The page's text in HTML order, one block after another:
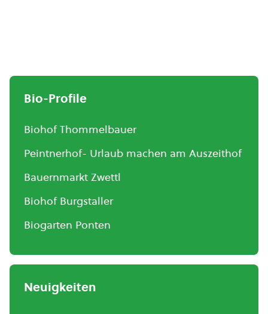
Bio-Profile
Biohof Thommelbauer
Peintnerhof- Urlaub machen am Auszeithof
Bauernmarkt Zwettl
Biohof Burgstaller
Biogarten Ponten
Neuigkeiten